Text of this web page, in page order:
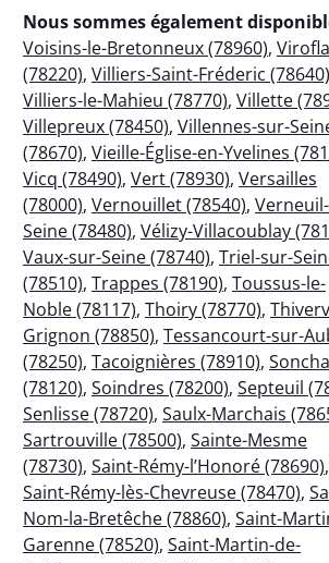
Nous sommes également
Voisins-le-Bretonneux (78960),
(78220), Villiers-Saint-Fréderic (78640)
Villiers-le-Mahieu (78770), Villette
Villepreux (78450), Villennes-sur-
(78670), Vieille-Église-en-Yvelines
Vicq (78490), Vert (78930), Versailles
(78000), Vernouillet (78540),
Seine (78480), Vélizy-Villacoublay
Vaux-sur-Seine (78740), Triel-sur-
(78510), Trappes (78190), Toussus-le-
Noble (78117), Thoiry (78770),
Grignon (78850), Tessancourt-sur-
(78250), Tacoignières (78910),
(78120), Soindres (78200), Septeuil
Senlisse (78720), Saulx-Marchais
Sartrouville (78500), Sainte-Mesme
(78730), Saint-Rémy-l’Honoré (78690),
Saint-Rémy-lès-Chevreuse (78470),
Nom-la-Bretêche (78860), Saint-
Garenne (78520), Saint-Martin-de-